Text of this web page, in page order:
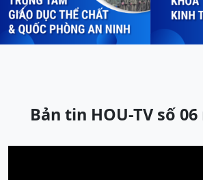
Previous
Bản tin HOU-TV số